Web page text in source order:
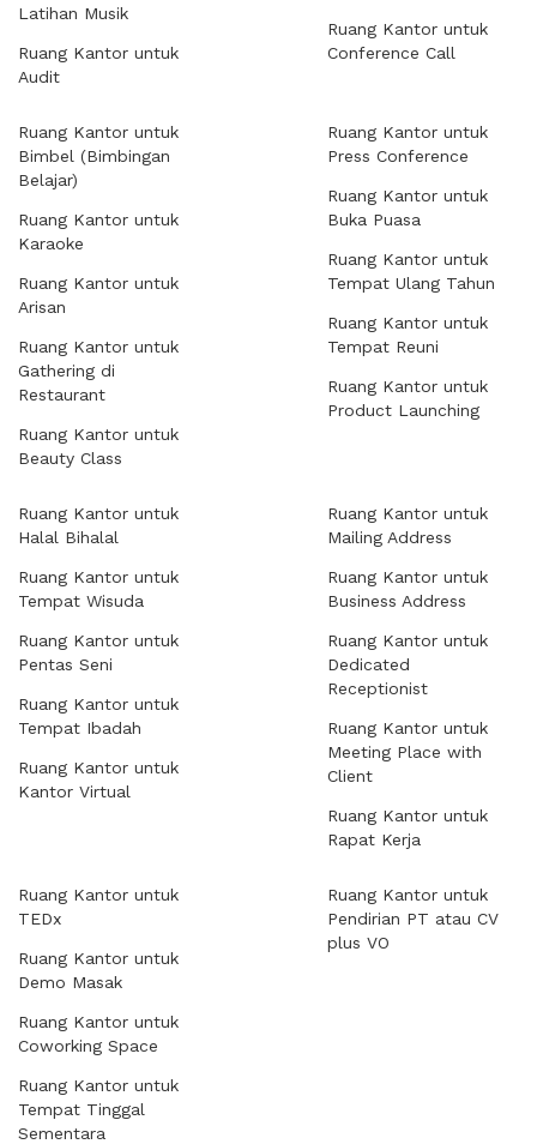
Latihan Musik
Ruang Kantor untuk
Audit
Ruang Kantor untuk
Conference Call
Ruang Kantor untuk
Bimbel (Bimbingan
Belajar)
Ruang Kantor untuk
Karaoke
Ruang Kantor untuk
Arisan
Ruang Kantor untuk
Gathering di
Restaurant
Ruang Kantor untuk
Beauty Class
Ruang Kantor untuk
Press Conference
Ruang Kantor untuk
Buka Puasa
Ruang Kantor untuk
Tempat Ulang Tahun
Ruang Kantor untuk
Tempat Reuni
Ruang Kantor untuk
Product Launching
Ruang Kantor untuk
Halal Bihalal
Ruang Kantor untuk
Tempat Wisuda
Ruang Kantor untuk
Pentas Seni
Ruang Kantor untuk
Tempat Ibadah
Ruang Kantor untuk
Kantor Virtual
Ruang Kantor untuk
Mailing Address
Ruang Kantor untuk
Business Address
Ruang Kantor untuk
Dedicated
Receptionist
Ruang Kantor untuk
Meeting Place with
Client
Ruang Kantor untuk
Rapat Kerja
Ruang Kantor untuk
TEDx
Ruang Kantor untuk
Demo Masak
Ruang Kantor untuk
Coworking Space
Ruang Kantor untuk
Tempat Tinggal
Sementara
Ruang Kantor untuk
Pendirian PT atau CV
plus VO